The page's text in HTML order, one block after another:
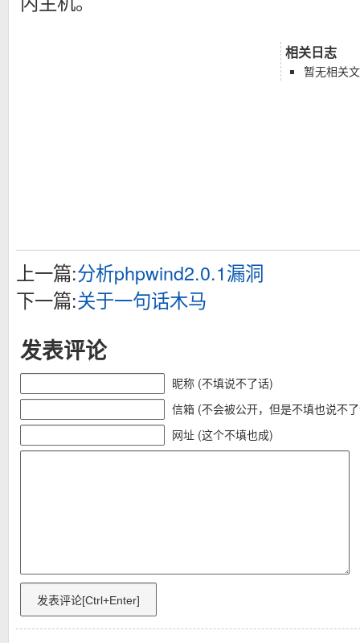
相关日志
暂无相关
上一篇:分析phpwind2.0.1漏洞
下一篇:关于一句话木马
发表评论
昵称 (不填说不了话)
信箱 (不会被公开，但是不填也说不
网址 (这个不填也成)